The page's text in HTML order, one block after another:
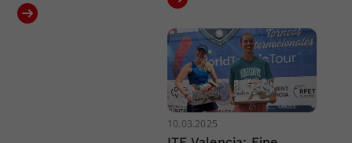
10.03.2025